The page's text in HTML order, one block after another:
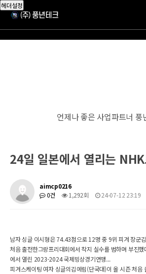
헤더설정
언제나 좋은 사업파트너 풍
24일 일본에서 열리는
aimcp0216
0건
1,292회 24-07-12 23:19
남자 싱글 이시형은 74.43점으로 12명 중 9위 피겨 장군
처음 출전한그랑프리대회에서 착지 실수를 범하며 부진
에서 열린 2023-2024 국제빙상경기연맹...
피겨스케이팅 여자 싱글의김예림(단국대)이 올 시즌 처음